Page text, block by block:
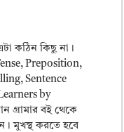
কঠিন কিছু না।
Preposition,
Sentence
by
গ্রামার বই থেকে
মুখস্থ করতে হবে